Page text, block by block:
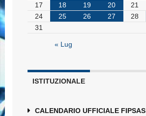
17
18 19 20 21
24
25 26 27 28
31
« Lug
ISTITUZIONALE
CALENDARIO UFFICIALE FIPSAS